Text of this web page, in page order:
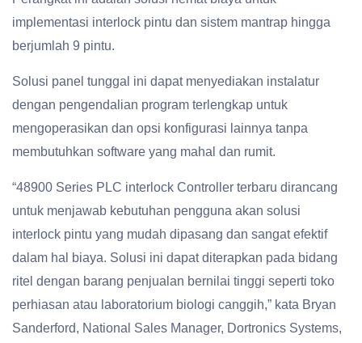
implementasi interlock pintu dan sistem mantrap hingga
berjumlah 9 pintu.
Solusi panel tunggal ini dapat menyediakan instalatur
dengan pengendalian program terlengkap untuk
mengoperasikan dan opsi konfigurasi lainnya tanpa
membutuhkan software yang mahal dan rumit.
“48900 Series PLC interlock Controller terbaru dirancang
untuk menjawab kebutuhan pengguna akan solusi
interlock pintu yang mudah dipasang dan sangat efektif
dalam hal biaya. Solusi ini dapat diterapkan pada bidang
ritel dengan barang penjualan bernilai tinggi seperti toko
perhiasan atau laboratorium biologi canggih,” kata Bryan
Sanderford, National Sales Manager, Dortronics Systems,